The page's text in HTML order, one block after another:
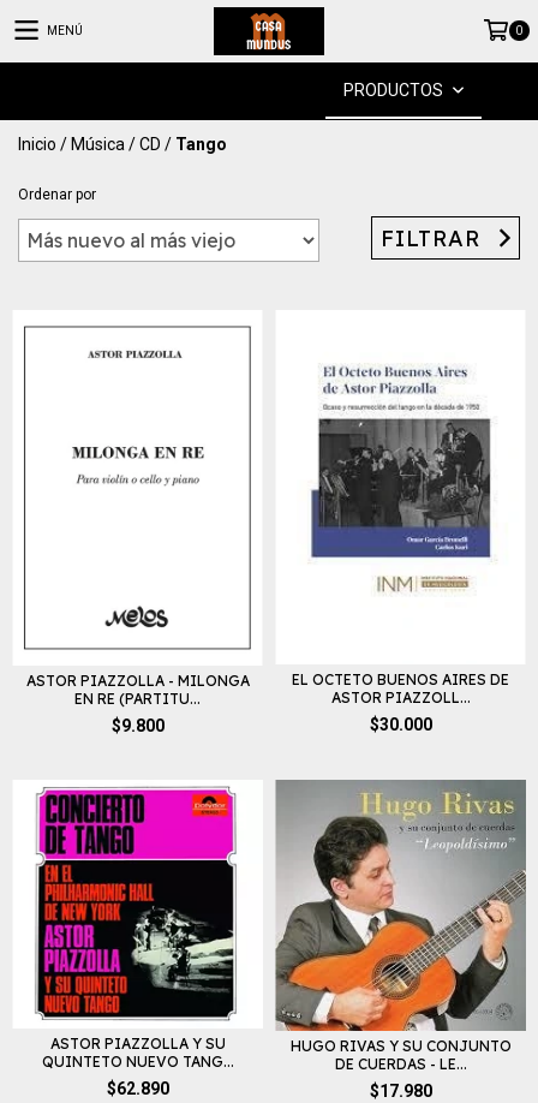
MENÚ 0
PRODUCTOS
Inicio / Música /CD / Tango
Ordenar por
FILTRAR
ASTOR PIAZZOLLA - MILONGA
EN RE (PARTITU...
$9.800
EL OCTETO BUENOS AIRES DE
ASTOR PIAZZOLL...
$30.000
ASTOR PIAZZOLLA Y SU
QUINTETO NUEVO TANG...
$62.890
HUGO RIVAS Y SU CONJUNTO
DE CUERDAS - LE...
$17.980